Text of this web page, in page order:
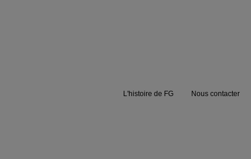
L'histoire de FG Nous contacter